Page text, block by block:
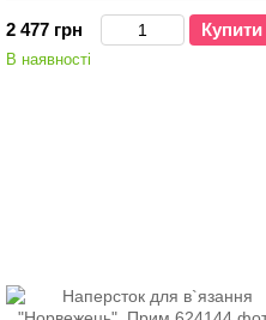
2 477 грн Купити
В наявності